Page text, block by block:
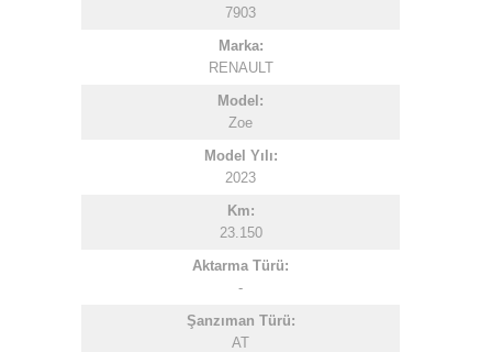
7903
Marka:
RENAULT
Model:
Zoe
Model Yılı:
2023
Km:
23.150
Aktarma Türü:
-
Şanzıman Türü:
AT